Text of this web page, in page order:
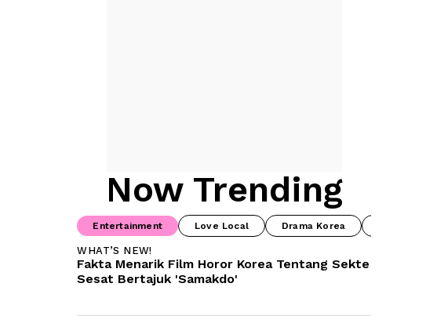
Now Trending
Entertainment Love Local Drama Korea
WHAT’S NEW!
Fakta Menarik Film Horor Korea Tentang Sekte
Sesat Bertajuk 'Samakdo'